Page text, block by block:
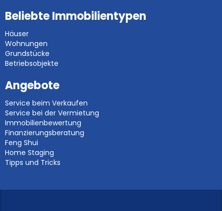
Beliebte Immobilientypen
Häuser
Wohnungen
Grundstücke
Betriebsobjekte
Angebote
Service beim Verkaufen
Service bei der Vermietung
Immobilienbewertung
Finanzierungsberatung
Feng Shui
Home Staging
Tipps und Tricks